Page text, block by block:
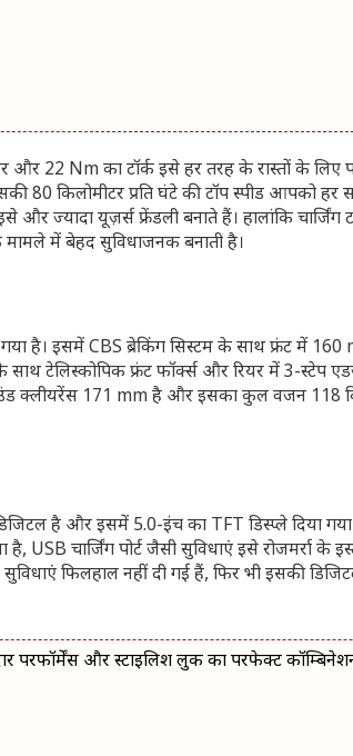
22 Nm का टॉर्क इसे हर तरह के रास्तों के लिए
80 किलोमीटर प्रति घंटे की टॉप स्पीड आपको
और ज्यादा यूज़र्स फ्रेंडली बनाते हैं। हालांकि
मामले में बेहद सुविधाजनक बनाती है।
है। इसमें CBS ब्रेकिंग सिस्टम के साथ फ्रंट में 160
टेलिस्कोपिक फ्रंट फॉर्क्स और रियर में 3-स्टेप
क्लीयरेंस 171 mm है और इसका कुल वजन 118
है और इसमें 5.0-इंच का TFT डिस्प्ले दिया गया
है, USB चार्जिंग पोर्ट जैसी सुविधाएं इसे रोजमर्रा के
सुविधाएं फिलहाल नहीं दी गई हैं, फिर भी इसकी
और स्टाइलिश लुक का परफेक्ट